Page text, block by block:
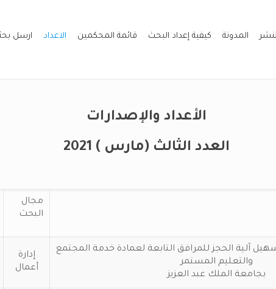
المدونة كيفية إعداد البحث قائمة المحكمين الاعداد ارسل
الأعداد والإصدارات
العدد الثالث (مارس ) 2021
مجال
البحث
إدارة
أعمال
آلية الحجز للمرافق التابعة لعمادة خدمة المجتمع
والتعليم المستمر
بجامعة الملك عبد العزيز